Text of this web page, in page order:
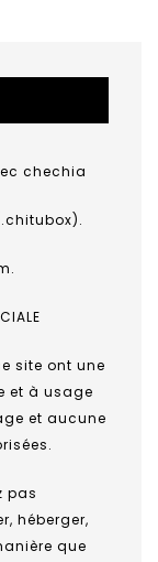
chechia
site ont une
et à usage
et aucune
pas
héberger,
que